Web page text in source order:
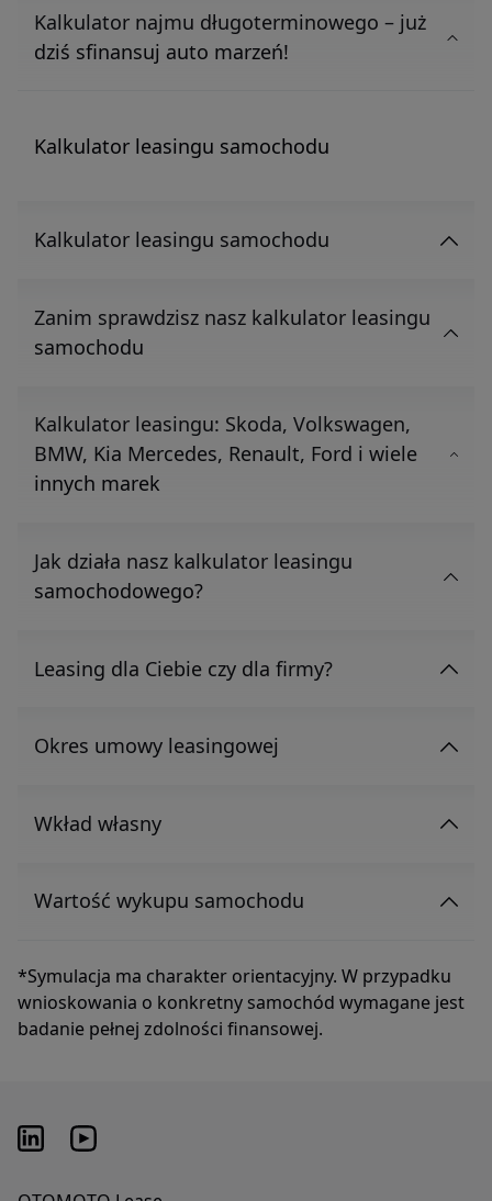
Kalkulator najmu długoterminowego – już
dziś sfinansuj auto marzeń!
Kalkulator leasingu samochodu
Kalkulator leasingu samochodu
Zanim sprawdzisz nasz kalkulator leasingu
samochodu
Kalkulator leasingu: Skoda, Volkswagen,
BMW, Kia Mercedes, Renault, Ford i wiele
innych marek
Jak działa nasz kalkulator leasingu
samochodowego?
Leasing dla Ciebie czy dla firmy?
Okres umowy leasingowej
Wkład własny
Wartość wykupu samochodu
*Symulacja ma charakter orientacyjny. W przypadku
wnioskowania o konkretny samochód wymagane jest
badanie pełnej zdolności finansowej.